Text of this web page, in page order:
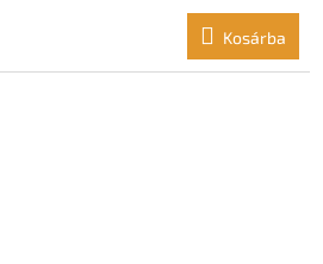
Kosárba